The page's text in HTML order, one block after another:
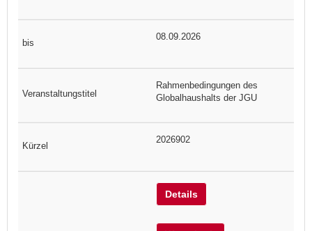
08.09.2026
Rahmenbedingungen des
Globalhaushalts der JGU
2026902
Details